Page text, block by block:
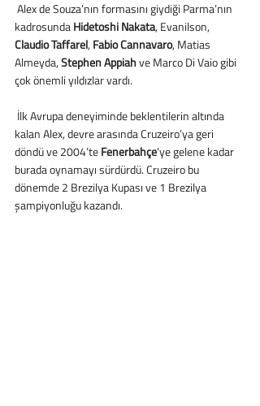
kadrosunda Hidetoshi Nakata, Evanilson,
Claudio Taffarel, Fabio Cannavaro, Matias
Almeyda, Stephen Appiah ve Marco Di Vaio gibi
çok önemli yıldızlar vardı.
kalan Alex, devre arasında Cruzeiro’ya geri
döndü ve 2004’te Fenerbahçe’ye gelene kadar
burada oynamayı sürdürdü. Cruzeiro bu
dönemde 2 Brezilya Kupası ve 1 Brezilya
şampiyonluğu kazandı.